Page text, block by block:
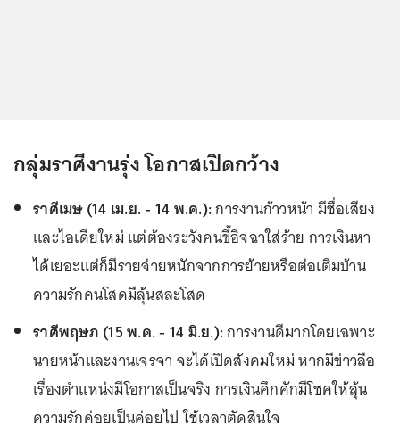
กลุ่มราศีงานรุ่ง โอกาสเปิดกว้าง
ราศีเมษ (14 เม.ย. - 14 พ.ค.):การงานก้าวหน้า มีชื่อเสียง
และไอเดียใหม่ แต่ต้องระวังคนขี้อิจฉาใส่ร้าย การเงินหา
ได้เยอะแต่ก็มีรายจ่ายหนักจากการย้ายหรือต่อเติมบ้าน
ความรักคนโสดมีลุ้นสละโสด
ราศีพฤษภ (15 พ.ค. - 14 มิ.ย.):การงานดีมากโดยเฉพาะ
นายหน้าและงานเจรจา จะได้เปิดสังคมใหม่ หากมีข่าวลือ
เรื่องตำแหน่งมีโอกาสเป็นจริง การเงินคึกคักมีโชคให้ลุ้น
ความรักค่อยเป็นค่อยไป ใช้เวลาตัดสินใจ